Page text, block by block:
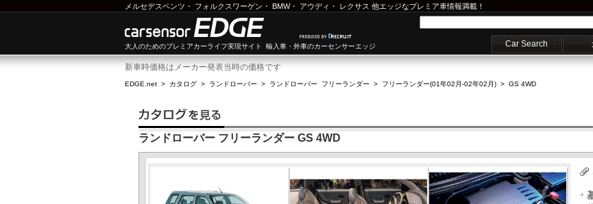
メルセデスベンツ ・ フォルクスワーゲン ・ BMW・ アウディ ・ レクサス 他エッジなプレミア車情報満載！
大人のためのプレミアカーライフ実現サイト 輸入車・外車のカーセンサーエッジ Car Search
新車時価格はメーカー発表当時の価格です
EDGE.net > カタログ > ランドローバー > ランドローバー フリーランダー > フリーランダー(01年02月-02年02月) > GS 4WD
ランドローバー フリーランダー GS 4WD